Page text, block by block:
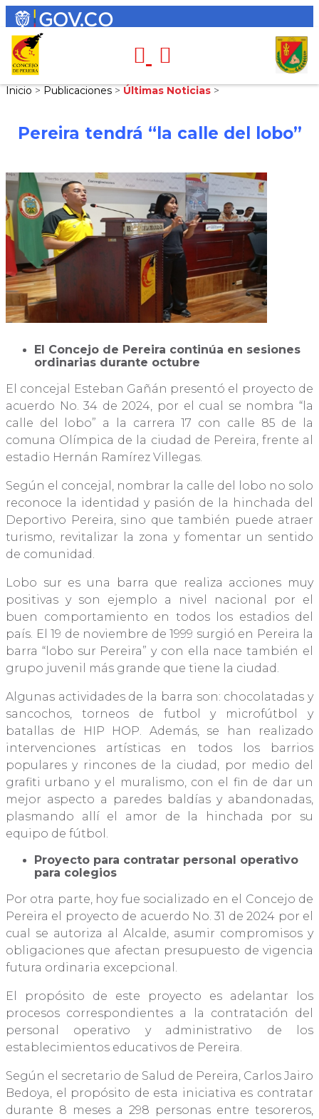
Inicio > Publicaciones > Últimas Noticias >
Pereira tendrá “la calle del lobo”
El Concejo de Pereira continúa en sesiones
ordinarias durante octubre
El concejal Esteban Gañán presentó el proyecto de
acuerdo No. 34 de 2024, por el cual se nombra “la
calle del lobo” a la carrera 17 con calle 85 de la
comuna Olímpica de la ciudad de Pereira, frente al
estadio Hernán Ramírez Villegas.
Según el concejal, nombrar la calle del lobo no solo
reconoce la identidad y pasión de la hinchada del
Deportivo Pereira, sino que también puede atraer
turismo, revitalizar la zona y fomentar un sentido
de comunidad.
Lobo sur es una barra que realiza acciones muy
positivas y son ejemplo a nivel nacional por el
buen comportamiento en todos los estadios del
país. El 19 de noviembre de 1999 surgió en Pereira la
barra “lobo sur Pereira” y con ella nace también el
grupo juvenil más grande que tiene la ciudad.
Algunas actividades de la barra son: chocolatadas y
sancochos, torneos de futbol y microfútbol y
batallas de HIP HOP. Además, se han realizado
intervenciones artísticas en todos los barrios
populares y rincones de la ciudad, por medio del
grafiti urbano y el muralismo, con el fin de dar un
mejor aspecto a paredes baldías y abandonadas,
plasmando allí el amor de la hinchada por su
equipo de fútbol.
Proyecto para contratar personal operativo
para colegios
Por otra parte, hoy fue socializado en el Concejo de
Pereira el proyecto de acuerdo No. 31 de 2024 por el
cual se autoriza al Alcalde, asumir compromisos y
obligaciones que afectan presupuesto de vigencia
futura ordinaria excepcional.
El propósito de este proyecto es adelantar los
procesos correspondientes a la contratación del
personal operativo y administrativo de los
establecimientos educativos de Pereira.
Según el secretario de Salud de Pereira, Carlos Jairo
Bedoya, el propósito de esta iniciativa es contratar
durante 8 meses a 298 personas entre tesoreros,